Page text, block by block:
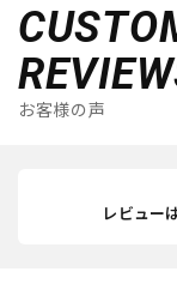
お客様の声
レビュー